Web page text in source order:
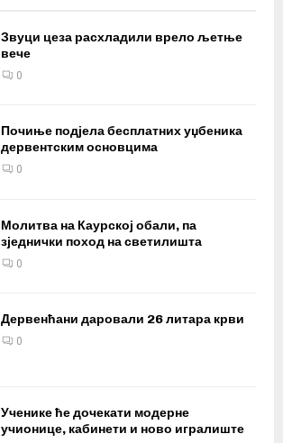
Звуци цеза расхладили врело љетње
вече
0
Почиње подјела бесплатних уџбеника
дервентским основцима
0
Молитва на Каурској обали, па
зједнички поход на светилишта
0
Дервенћани даровали 26 литара крви
0
Ученике ће дочекати модерне
учионице, кабинети и ново игралиште